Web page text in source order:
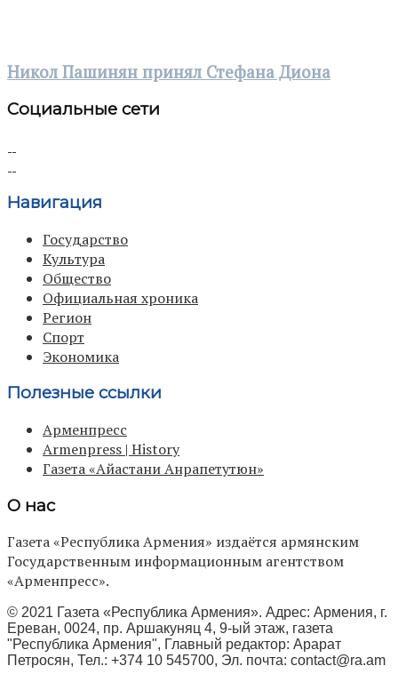
Никол Пашинян принял Стефана Диона
Социальные сети
Навигация
Государство
Культура
Общество
Официальная хроника
Регион
Спорт
Экономика
Полезные ссылки
Арменпресс
Armenpress | History
Газета «Айастани Анрапетутюн»
О нас
Газета «Республика Армения» издаётся армянским
Государственным информационным агентством
«Арменпресс».
© 2021 Газета «Республика Армения». Адрес: Армения, г.
Ереван, 0024, пр. Аршакуняц 4, 9-ый этаж, газета
"Республика Армения", Главный редактор: Арарат
Петросян, Тел.: +374 10 545700, Эл. почта: contact@ra.am